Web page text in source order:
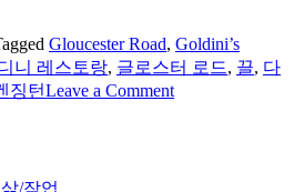
Gloucester Road, Goldini’s
니 레스토랑, 글로스터 로드, 끌, 다
징턴Leave a Commenton
/작업